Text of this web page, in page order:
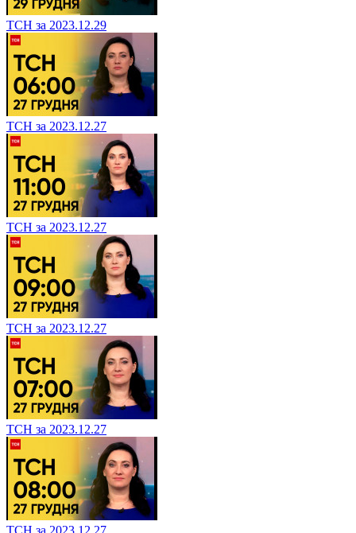
ТСН за 2023.12.29
ТСН за 2023.12.27
ТСН за 2023.12.27
ТСН за 2023.12.27
ТСН за 2023.12.27
ТСН за 2023.12.27